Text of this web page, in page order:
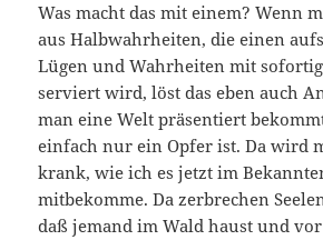
Was macht das mit einem? Wenn
aus Halbwahrheiten, die einen
Lügen und Wahrheiten mit
serviert wird, löst das eben auch
man eine Welt präsentiert
einfach nur ein Opfer ist. Da wird
krank, wie ich es jetzt im
mitbekomme. Da zerbrechen
daß jemand im Wald haust und